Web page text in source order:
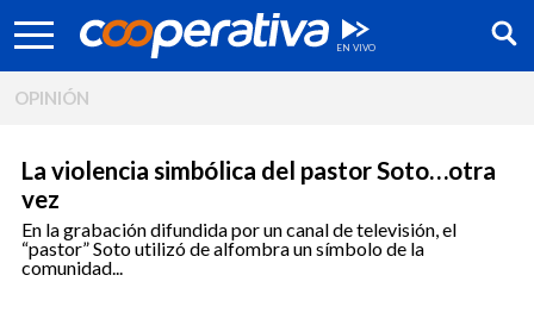
OPINIÓN
La violencia simbólica del pastor Soto…otra
vez
En la grabación difundida por un canal de televisión, el
“pastor” Soto utilizó de alfombra un símbolo de la
comunidad...